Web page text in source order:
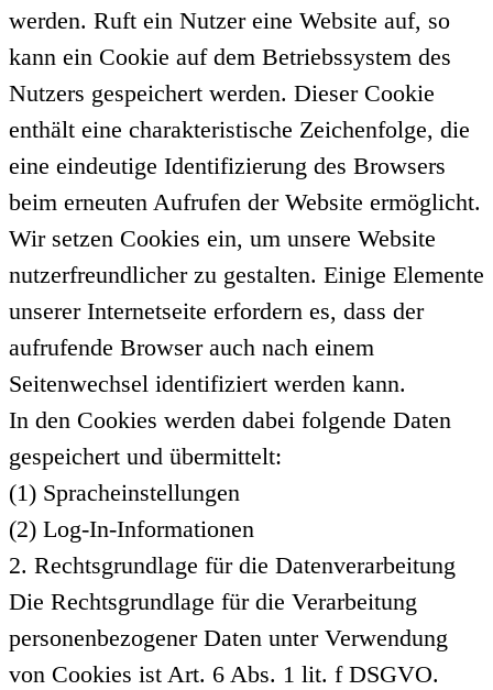
werden. Ruft ein Nutzer eine Website auf, so
kann ein Cookie auf dem Betriebssystem des
Nutzers gespeichert werden. Dieser Cookie
enthält eine charakteristische Zeichenfolge, die
eine eindeutige Identifizierung des Browsers
beim erneuten Aufrufen der Website ermöglicht.
Wir setzen Cookies ein, um unsere Website
nutzerfreundlicher zu gestalten. Einige Elemente
unserer Internetseite erfordern es, dass der
aufrufende Browser auch nach einem
Seitenwechsel identifiziert werden kann.
In den Cookies werden dabei folgende Daten
gespeichert und übermittelt:
(1) Spracheinstellungen
(2) Log-In-Informationen
2. Rechtsgrundlage für die Datenverarbeitung
Die Rechtsgrundlage für die Verarbeitung
personenbezogener Daten unter Verwendung
von Cookies ist Art. 6 Abs. 1 lit. f DSGVO.